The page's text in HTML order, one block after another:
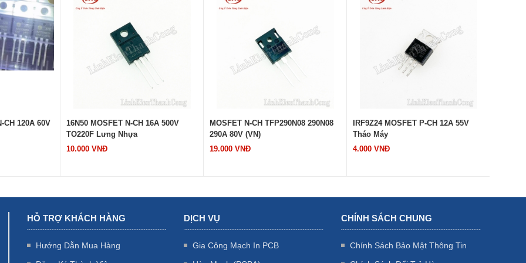
CH 120A 60V
16N50 MOSFET N-CH 16A 500V
TO220F Lưng Nhựa
10.000 VNĐ
MOSFET N-CH TFP290N08 290N08
290A 80V (VN)
19.000 VNĐ
IRF9Z24 MOSFET P-CH 12A 55V
Tháo Máy
4.000 VNĐ
HỖ TRỢ KHÁCH HÀNG
Hướng Dẫn Mua Hàng
DỊCH VỤ
Gia Công Mạch In PCB
CHÍNH SÁCH CHUNG
Chính Sách Bảo Mật Thông Tin